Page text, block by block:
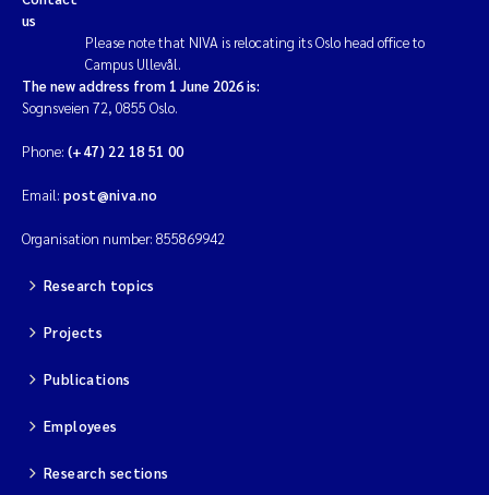
Anne Luise Ribeiro
Hans Fredrik V Braaten
Andreas Ballot
Camilla H C Hagman
Katharina Bjarnar Løken
Dag Øystein Hjermann
Magnus Dahler Norling
us
Please note that NIVA is relocating its Oslo head office to
Campus Ullevål.
The new address from 1 June 2026 is:
Sognsveien 72, 0855 Oslo.
Phone: (+47) 22 18 51 00
Email: post@niva.no
Organisation number: 855869942
Research topics
Projects
Publications
Employees
Research sections